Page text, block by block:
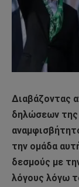
Διαβάζοντας
δηλώσεων της
την ομάδα
δεσμούς με
λόγους λόγω